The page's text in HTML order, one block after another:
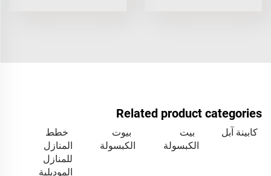
Related product categories
كابينة آبل
بيت
الكبسولة
بيوت
الكبسولة
خطط
المنازل
للمنازل
الموديلية